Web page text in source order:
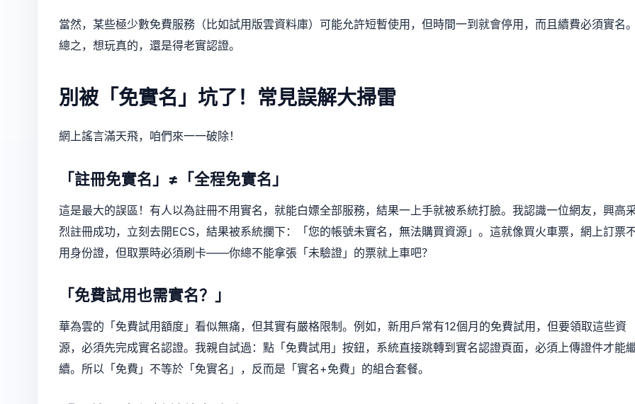
當然，某些極少數免費服務（比如試用版雲資料庫）可能允許短暫使用，但時間一到就會停用，而且續費必須實名。
總之，想玩真的，還是得老實認證。
別被「免實名」坑了！常見誤解大掃雷
網上謠言滿天飛，咱們來一一破除！
「註冊免實名」≠「全程免實名」
這是最大的誤區！有人以為註冊不用實名，就能白嫖全部服務，結果一上手就被系統打臉。我認識一位網友，興高
烈註冊成功，立刻去開ECS，結果被系統攔下：「您的帳號未實名，無法購買資源」。這就像買火車票，網上訂票
用身份證，但取票時必須刷卡——你總不能拿張「未驗證」的票就上車吧？
「免費試用也需實名？」
華為雲的「免費試用額度」看似無痛，但其實有嚴格限制。例如，新用戶常有12個月的免費試用，但要領取這些資
源，必須先完成實名認證。我親自試過：點「免費試用」按鈕，系統直接跳轉到實名認證頁面，必須上傳證件才能
續。所以「免費」不等於「免實名」，反而是「實名+免費」的組合套餐。